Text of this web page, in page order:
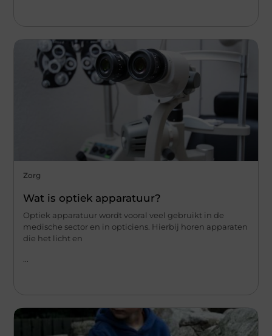
Zorg
Wat is optiek apparatuur?
Optiek apparatuur wordt vooral veel gebruikt in de
medische sector en in opticiens. Hierbij horen apparaten
die het licht en